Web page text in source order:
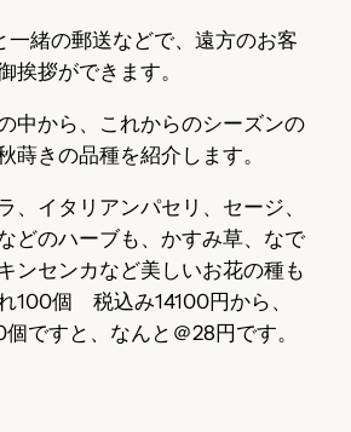
一緒の郵送などで、遠方のお客
挨拶ができます。
中から、これからのシーズンの
蒔きの品種を紹介します。
、イタリアンパセリ、セージ、
どのハーブも、かすみ草、なで
ンセンカなど美しいお花の種も
100個 税込み14100円から、
ですと、なんと＠28円です。